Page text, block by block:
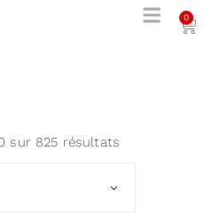
0
sur 825 résultats